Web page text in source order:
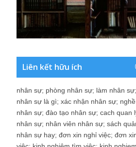
Liên kết hữu ích
nhân sự; phòng nhân sự; làm nhân sự;
nhân sự là gì; xác nhận nhân sự; nghề
nhân sự; đào tạo nhân sự; cach quan
nhân sự; nhân viên nhân sự; sách
nhân sự hay; đơn xin nghỉ việc; đơn